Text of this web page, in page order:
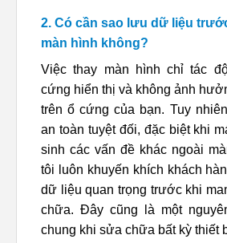
2. Có cần sao lưu dữ liệu
màn hình không?
Việc thay màn hình chỉ tác
cứng hiển thị và không ảnh
trên ổ cứng của bạn. Tuy
an toàn tuyệt đối, đặc biệt khi
sinh các vấn đề khác ngoài
tôi luôn khuyến khích khách
dữ liệu quan trọng trước khi
chữa. Đây cũng là một
chung khi sửa chữa bất kỳ thiết